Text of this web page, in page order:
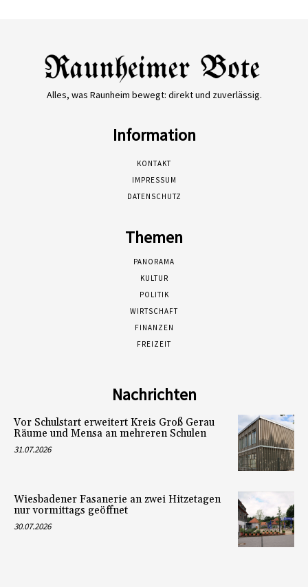
Alles, was Raunheim bewegt: direkt und zuverlässig.
Information
KONTAKT
IMPRESSUM
DATENSCHUTZ
Themen
PANORAMA
KULTUR
POLITIK
WIRTSCHAFT
FINANZEN
FREIZEIT
Nachrichten
Vor Schulstart erweitert Kreis Groß Gerau
Räume und Mensa an mehreren Schulen
31.07.2026
Wiesbadener Fasanerie an zwei Hitzetagen
nur vormittags geöffnet
30.07.2026